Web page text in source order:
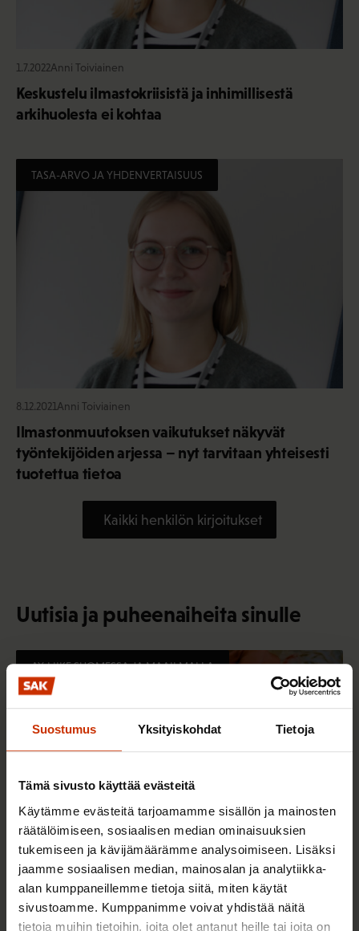
Suostumus Yksityiskohdat Tietoja
Tämä sivusto käyttää evästeitä
Käytämme evästeitä tarjoamamme sisällön ja mainosten
räätälöimiseen, sosiaalisen median ominaisuuksien
tukemiseen ja kävijämäärämme analysoimiseen. Lisäksi
jaamme sosiaalisen median, mainosalan ja analytiikka-
alan kumppaneillemme tietoja siitä, miten käytät
sivustoamme. Kumppanimme voivat yhdistää näitä
tietoja muihin tietoihin, joita olet antanut heille tai joita on
1.7.2022Anni Toiviainen
Keskustelu ilmastokriisistä ja inhimillisestä
arkihuolesta ei kohtaa
TASA-ARVO JA YHDENVERTAISUUS
8.12.2021Anni Toiviainen
Ilmastonmuutoksen vaikutukset näkyvät
työntekijöiden arjessa – nyt tarvitaan yhteisesti
tuotettua tietoa
Kaikki henkilön kirjoitukset
Uutisia ja puheenaiheita sinulle
AY-LIIKE SUOMESSA JA MAAILMALLA
6.8.2026 9:52
SAK tukee ammattiliittojen jäsenten
harrastustoimintaa – hae apurahaa elokuun